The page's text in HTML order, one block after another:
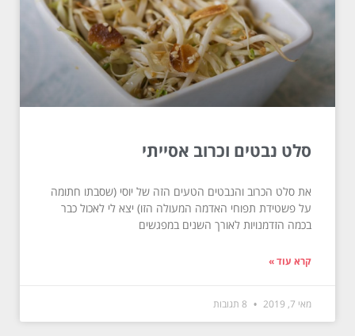
סלט נבטים וכרוב אסייתי
את סלט הכרוב והנבטים הטעים הזה של יוסי (שסבתו חתומה
על פשטידת תפוחי האדמה המעולה הזו) יצא לי לאכול כבר
בכמה הזדמנויות לאורך השנים במפגשים
קרא עוד »
מאי 7, 2019